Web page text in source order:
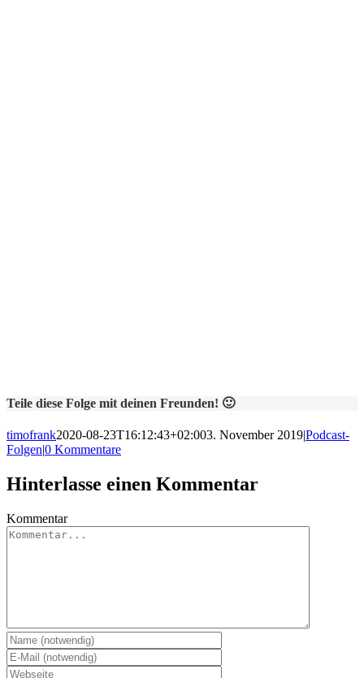
Teile diese Folge mit deinen Freunden! 🙂
timofrank2020-08-23T16:12:43+02:003. November 2019|Podcast-
Folgen|0 Kommentare
Hinterlasse einen Kommentar
Kommentar